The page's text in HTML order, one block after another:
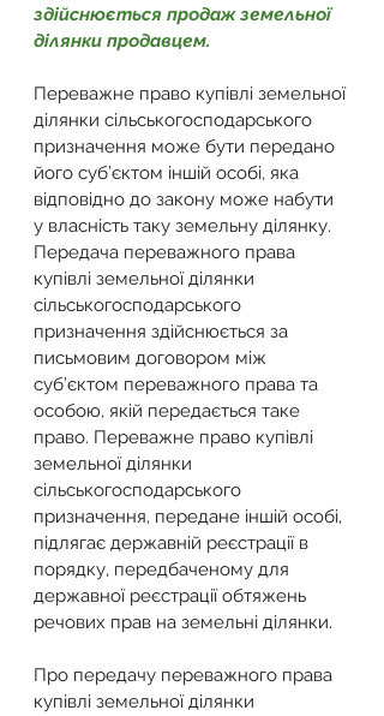
здійснюється продаж земельної
ділянки продавцем.
Переважне право купівлі земельної
ділянки сільськогосподарського
призначення може бути передано
його суб’єктом іншій особі, яка
відповідно до закону може набути
у власність таку земельну ділянку.
Передача переважного права
купівлі земельної ділянки
сільськогосподарського
призначення здійснюється за
письмовим договором між
суб’єктом переважного права та
особою, якій передається таке
право. Переважне право купівлі
земельної ділянки
сільськогосподарського
призначення, передане іншій особі,
підлягає державній реєстрації в
порядку, передбаченому для
державної реєстрації обтяжень
речових прав на земельні ділянки.
Про передачу переважного права
купівлі земельної ділянки